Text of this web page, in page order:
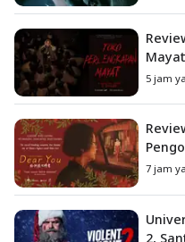
5 jam
7 jam
2,